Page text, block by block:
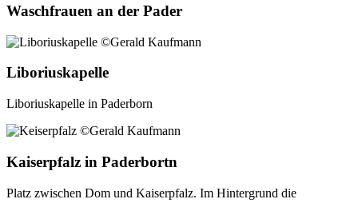
Waschfrauen an der Pader
Liboriuskapelle
Liboriuskapelle in Paderborn
Kaiserpfalz in Paderbortn
Platz zwischen Dom und Kaiserpfalz. Im Hintergrund die